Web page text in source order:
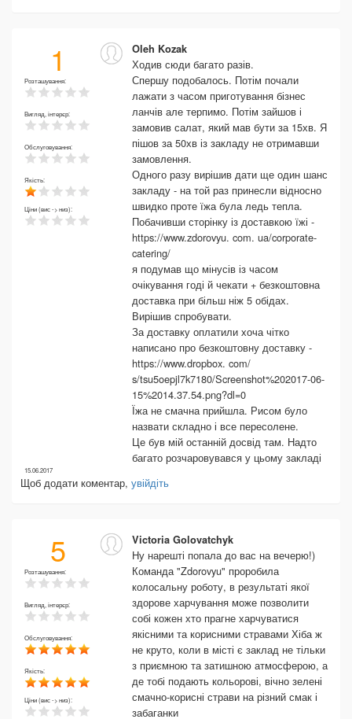
1
Розташування:
Вигляд, інтерєр:
Обслуговування:
Якість:
Ціни (вис -> низ):
Oleh Kozak
Ходив сюди багато разів.
Спершу подобалось. Потім почали
лажати з часом приготування бізнес
ланчів але терпимо. Потім зайшов і
замовив салат, який мав бути за 15хв. Я
пішов за 50хв із закладу не отримавши
замовлення.
Одного разу вирішив дати ще один шанс
закладу - на той раз принесли відносно
швидко проте їжа була ледь тепла.
Побачивши сторінку із доставкою їжі -
https://www.zdorovyu. com. ua/corporate-
catering/
я подумав що мінусів із часом
очікування годі й чекати + безкоштовна
доставка при більш ніж 5 обідах.
Вирішив спробувати.
За доставку оплатили хоча чітко
написано про безкоштовну доставку -
https://www.dropbox. com/
s/tsu5oepjl7k7180/Screenshot%202017-06-
15%2014.37.54.png?dl=0
Їжа не смачна прийшла. Рисом було
назвати складно і все пересолене.
Це був мій останній досвід там. Надто
багато розчаровувався у цьому закладі
15.06.2017
Щоб додати коментар, увійдіть
5
Розташування:
Вигляд, інтерєр:
Обслуговування:
Якість:
Ціни (вис -> низ):
Victoria Golovatchyk
Ну нарешті попала до вас на вечерю!)
Команда "Zdorovyu" проробила
колосальну роботу, в результаті якої
здорове харчування може позволити
собі кожен хто прагне харчуватися
якісними та корисними стравами Хіба ж
не круто, коли в місті є заклад не тільки
з приємною та затишною атмосферою, а
де тобі подають кольорові, вічно зелені
смачно-корисні страви на різний смак і
забаганки